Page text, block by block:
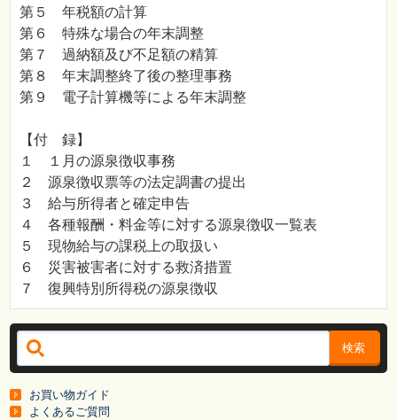
第５ 年税額の計算
第６ 特殊な場合の年末調整
第７ 過納額及び不足額の精算
第８ 年末調整終了後の整理事務
第９ 電子計算機等による年末調整
【付 録】
１ １月の源泉徴収事務
２ 源泉徴収票等の法定調書の提出
３ 給与所得者と確定申告
４ 各種報酬・料金等に対する源泉徴収一覧表
５ 現物給与の課税上の取扱い
６ 災害被害者に対する救済措置
７ 復興特別所得税の源泉徴収
検索
お買い物ガイド
よくあるご質問